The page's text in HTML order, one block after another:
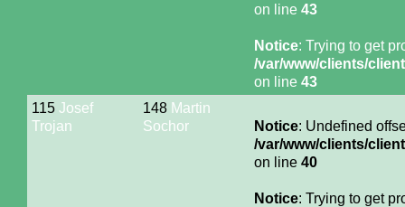
on line 43
Notice: Trying to get
/var/www/clients/
on line 43
115 Josef
Trojan
148 Martin
Sochor
Notice: Undefined
/var/www/clients/
on line 40
Notice: Trying to get